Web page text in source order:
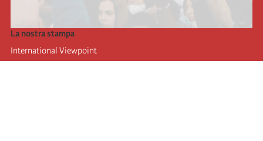
La nostra stampa
International Viewpoint